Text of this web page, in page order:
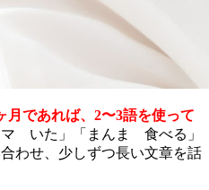
月であれば、2〜3語を使って
マ いた」「まんま 食べる」
わせ、少しずつ長い文章を話